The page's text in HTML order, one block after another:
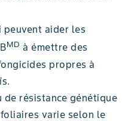
peuvent aider les
MD à émettre des
propres à
de résistance génétique
varie selon le